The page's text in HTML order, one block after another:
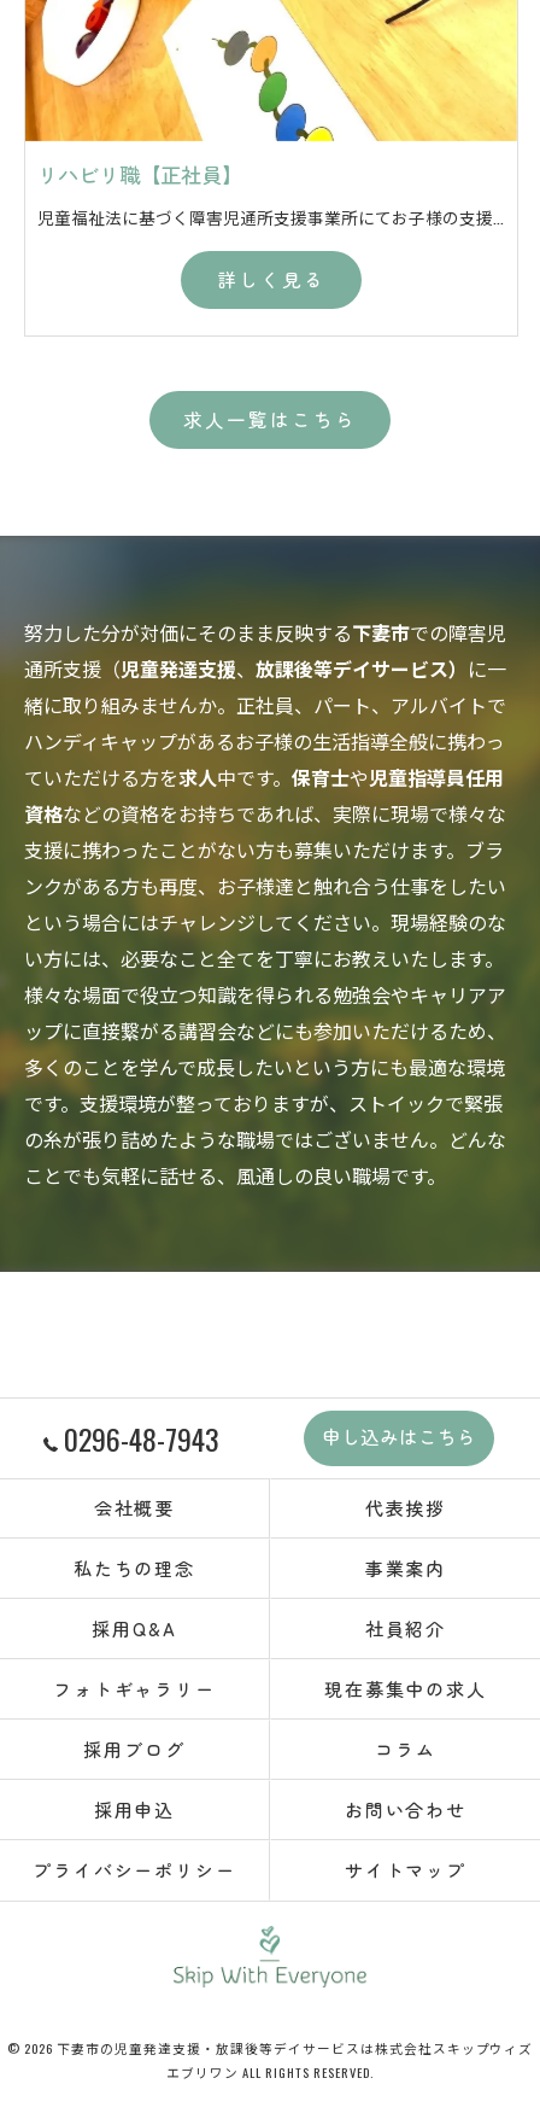
リハビリ職【正社員】
詳しく見る
求人一覧はこちら
努力した分が対価にそのまま反映する下妻市での障害児
通所支援（児童発達支援、 放課後等デイサービス） に一
緒に取り組みませんか。正社員、パート、アルバイトで
ハンディキャップがあるお子様の生活指導全般に携わっ
ていただける方を求人中です。 保育士や児童指導員任用
資格などの資格をお持ちであれば、実際に現場で様々な
支援に携わったことがない方も募集いただけます。ブラ
ンクがある方も再度、お子様達と触れ合う仕事をしたい
という場合にはチャレンジしてください。現場経験のな
い方には、必要なこと全てを丁寧にお教えいたします。
様々な場面で役立つ知識を得られる勉強会やキャリアア
ップに直接繋がる講習会などにも参加いただけるため、
多くのことを学んで成長したいという方にも最適な環境
です。支援環境が整っておりますが、ストイックで緊張
の糸が張り詰めたような職場ではございません。どんな
ことでも気軽に話せる、風通しの良い職場です。
0296-48-7943 申し込みはこちら
会社概要 代表挨拶
私たちの理念 事業案内
採用Q&A 社員紹介
フォトギャラリー 現在募集中の求人
採用ブログ コラム
採用申込 お問い合わせ
プライバシーポリシー サイトマップ
© 2026 下妻市の児童発達支援・放課後等デイサービスは株式会社スキップウィズ
エブリワン ALL RIGHTS RESERVED.